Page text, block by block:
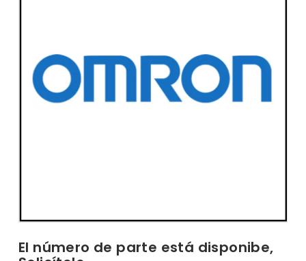
El número de parte está disponibe,